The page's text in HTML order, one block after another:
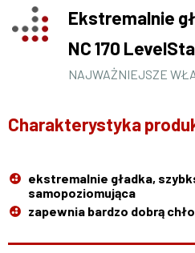
Ekstremalnie
NC 170
NAJWAŻNIEJSZE
Charakterystyka
ekstremalnie gładka,
samopoziomująca
zapewnia bardzo dobrą